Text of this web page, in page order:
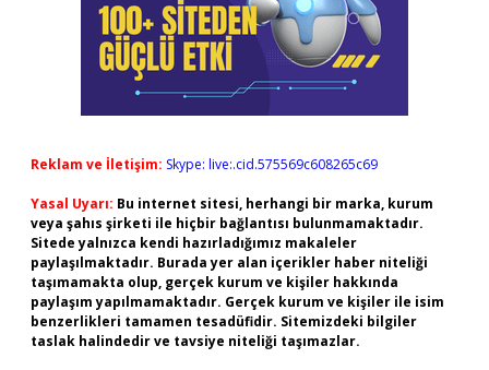
Reklam ve İletişim: Skype: live:.cid.575569c608265c69
Yasal Uyarı: Bu internet sitesi, herhangi bir marka, kurum
veya şahıs şirketi ile hiçbir bağlantısı bulunmamaktadır.
Sitede yalnızca kendi hazırladığımız makaleler
paylaşılmaktadır. Burada yer alan içerikler haber niteliği
taşımamakta olup, gerçek kurum ve kişiler hakkında
paylaşım yapılmamaktadır. Gerçek kurum ve kişiler ile isim
benzerlikleri tamamen tesadüfidir. Sitemizdeki bilgiler
taslak halindedir ve tavsiye niteliği taşımazlar.